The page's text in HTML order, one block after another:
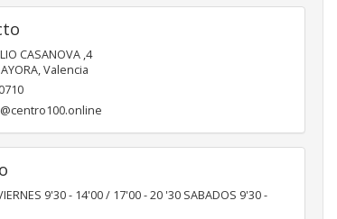
CASANOVA ,4
AYORA,Valencia
9'30 - 14'00 / 17'00 - 20 '30 SABADOS 9'30 -